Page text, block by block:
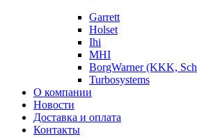
Garrett
Holset
Ihi
MHI
BorgWarner (KKK,
Turbosystems
О компании
Новости
Доставка и оплата
Контакты